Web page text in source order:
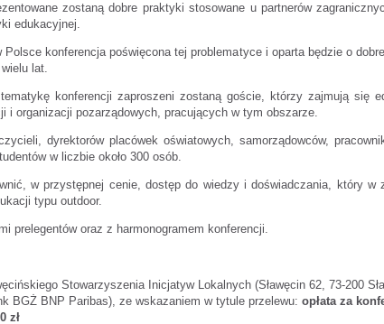
zostaną dobre praktyki stosowane u partnerów
edukacyjnej.
konferencja poświęcona tej problematyce i oparta będzie o
lat.
konferencji zaproszeni zostaną goście, którzy zajmują się
i organizacji pozarządowych, pracujących w tym obszarze.
dyrektorów placówek oświatowych, samorządowców,
w liczbie około 300 osób.
w przystępnej cenie, dostęp do wiedzy i doświadczania, który
typu outdoor.
prelegentów oraz z harmonogramem konferencji.
Stowarzyszenia Inicjatyw Lokalnych (Sławęcin 62, 73-200
BGŻ BNP Paribas), ze wskazaniem w tytule przelewu: opłata za
zł